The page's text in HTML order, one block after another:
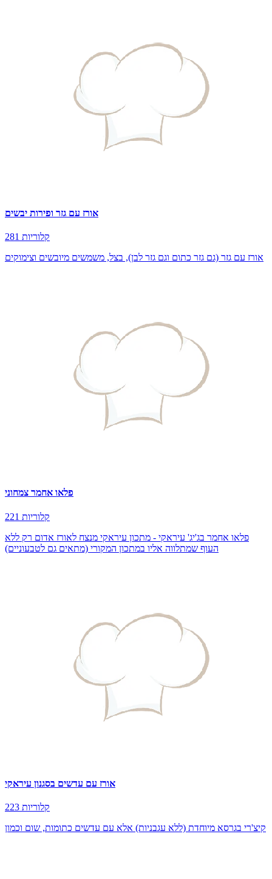
אורז עם גזר ופירות יבשים
281 קלוריות
אורז עם גזר (גם גזר כתום וגם גזר לבן), בצל, משמשים מיובשים וצימוקים
פלאו אחמר צמחוני
221 קלוריות
פלאו אחמר בג'יג' עיראקי - מתכון עיראקי מנצח לאורז אדום רק ללא
העוף שמתלווה אליו במתכון המקורי (מתאים גם לטבעוניים)
אורז עם עדשים בסגנון עיראקי
223 קלוריות
קיצ'רי בגרסא מיוחדת (ללא עגבניות) אלא עם עדשים כתומות, שום וכמון